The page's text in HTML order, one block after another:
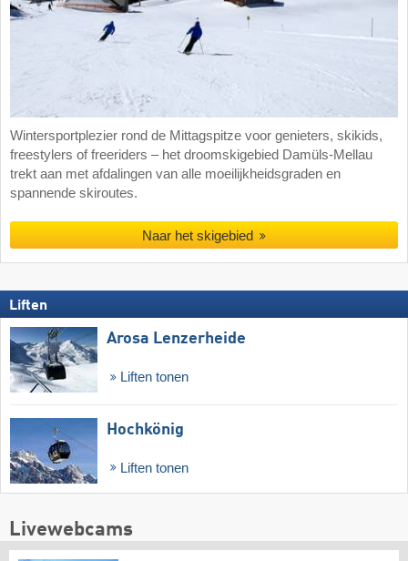
Wintersportplezier rond de Mittagspitze voor genieters, skikids,
freestylers of freeriders – het droomskigebied Damüls-Mellau
trekt aan met afdalingen van alle moeilijkheidsgraden en
spannende skiroutes.
Naar het skigebied
Liften
Arosa Lenzerheide
Liften tonen
Hochkönig
Liften tonen
Livewebcams